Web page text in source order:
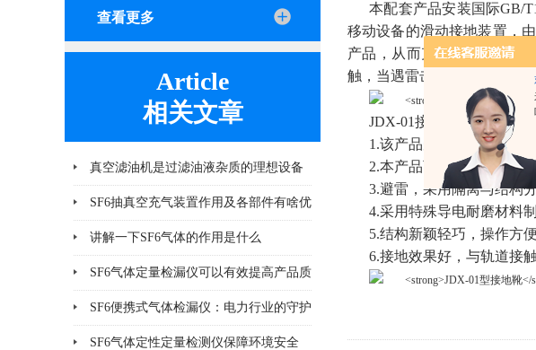
查看更多
Article
相关文章
真空滤油机是过滤油液杂质的理想设备
SF6抽真空充气装置作用及各部件有啥优
势
讲解一下SF6气体的作用是什么
SF6气体定量检漏仪可以有效提高产品质
量
SF6便携式气体检漏仪：电力行业的守护
神
SF6气体定性定量检测仪保障环境安全
本配套产品安装国际GB/
移动设备的滑动接地装置，
产品，从而克服了原来接地
触，当遇雷击的一刹那产生
JDX-01接地靴产品特点：
1.该产品受知识产权保护
2.本产品可用于电接地，
3.避雷，采用隔离与结构
4.采用特殊导电耐磨材料
5.结构新颖轻巧，操作方
6.接地效果好，与轨道接